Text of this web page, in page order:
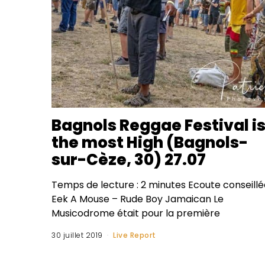
Bagnols Reggae Festival is
the most High (Bagnols-
sur-Cèze, 30) 27.07
Temps de lecture : 2 minutes Ecoute
Eek A Mouse – Rude Boy Jamaican Le
Musicodrome était pour la première
30 juillet 2019 Live Report